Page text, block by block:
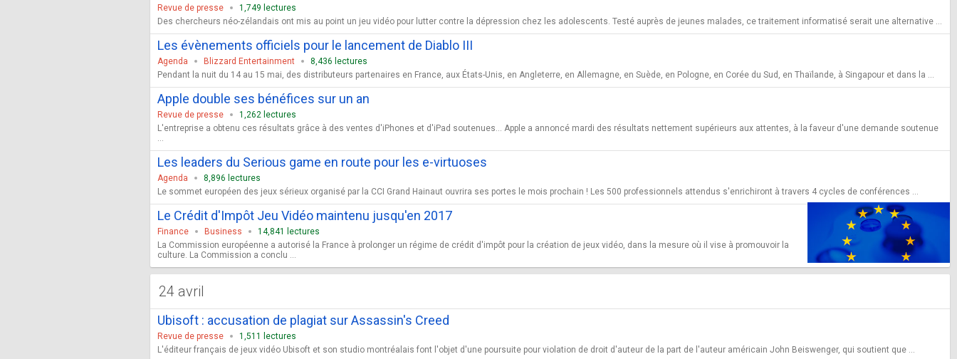
Revue de presse
1,749 lectures
Des chercheurs néo-zélandais ont mis au point un jeu vidéo pour lutter contre la dépression chez les adolescents. Testé auprès de jeunes malades, ce traitement informatisé serait une alternative ...
Les évènements officiels pour le lancement de Diablo III
Agenda Blizzard Entertainment
8,436 lectures
Pendant la nuit du 14 au 15 mai, des distributeurs partenaires en France, aux États-Unis, en Angleterre, en Allemagne, en Suède, en Pologne, en Corée du Sud, en Thaïlande, à Singapour et dans la ...
Apple double ses bénéfices sur un an
Revue de presse
1,262 lectures
L'entreprise a obtenu ces résultats grâce à des ventes d'iPhones et d'iPad soutenues... Apple a annoncé mardi des résultats nettement supérieurs aux attentes, à la faveur d'une demande soutenue
...
Les leaders du Serious game en route pour les e-virtuoses
Agenda
8,896 lectures
Le sommet européen des jeux sérieux organisé par la CCI Grand Hainaut ouvrira ses portes le mois prochain ! Les 500 professionnels attendus s'enrichiront à travers 4 cycles de conférences ...
Le Crédit d'Impôt Jeu Vidéo maintenu jusqu'en 2017
Finance Business
14,841 lectures
La Commission européenne a autorisé la France à prolonger un régime de crédit d'impôt pour la création de jeux vidéo, dans la mesure où il vise à promouvoir la
culture. La Commission a conclu ...
24 avril
Ubisoft : accusation de plagiat sur Assassin's Creed
Revue de presse
1,511 lectures
L'éditeur français de jeux vidéo Ubisoft et son studio montréalais font l'objet d'une poursuite pour violation de droit d'auteur de la part de l'auteur américain John Beiswenger, qui soutient que ...